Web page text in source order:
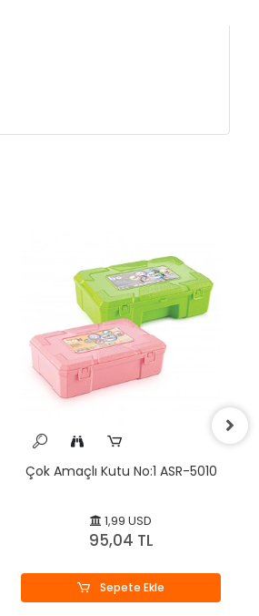
Çok Amaçlı Kutu No:1 ASR-5010
1,99 USD
95,04 TL
Sepete Ekle